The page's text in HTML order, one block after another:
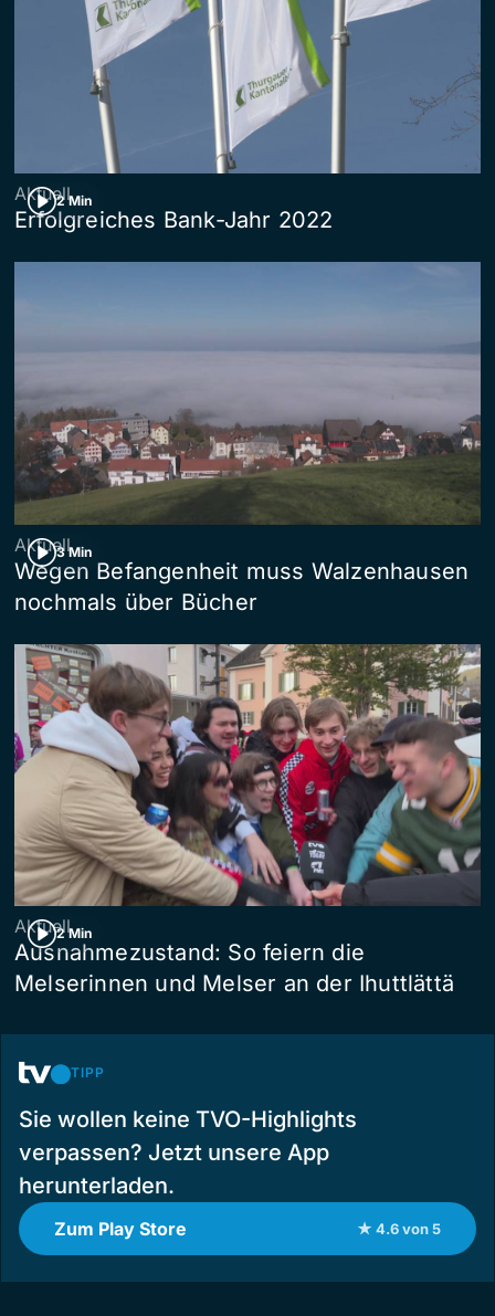
2 Min
Aktuell
Erfolgreiches Bank-Jahr 2022
3 Min
Aktuell
Wegen Befangenheit muss Walzenhausen
nochmals über Bücher
2 Min
Aktuell
Ausnahmezustand: So feiern die
Melserinnen und Melser an der Ihuttlättä
TIPP
Sie wollen keine TVO-Highlights
verpassen? Jetzt unsere App
herunterladen.
Zum Play Store ★ 4.6 von 5